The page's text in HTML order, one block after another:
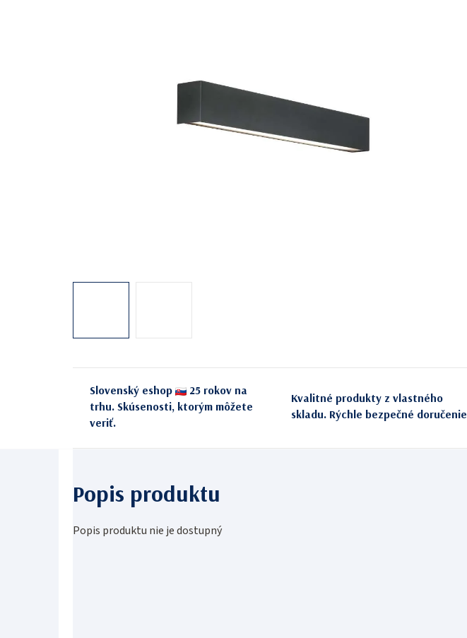
Slovenský eshop
25 rokov na
trhu. Skúsenosti, ktorým môžete
veriť.
Kvalitné produkty z vlastného
skladu. Rýchle bezpečné doručenie
Popis produktu nie je dostupný